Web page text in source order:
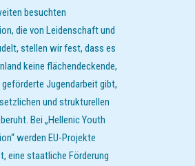
besuchten
die von Leidenschaft und
stellen wir fest, dass es
keine flächendeckende,
Jugendarbeit gibt,
und strukturellen
Bei „Hellenic Youth
werden EU-Projekte
eine staatliche Förderung